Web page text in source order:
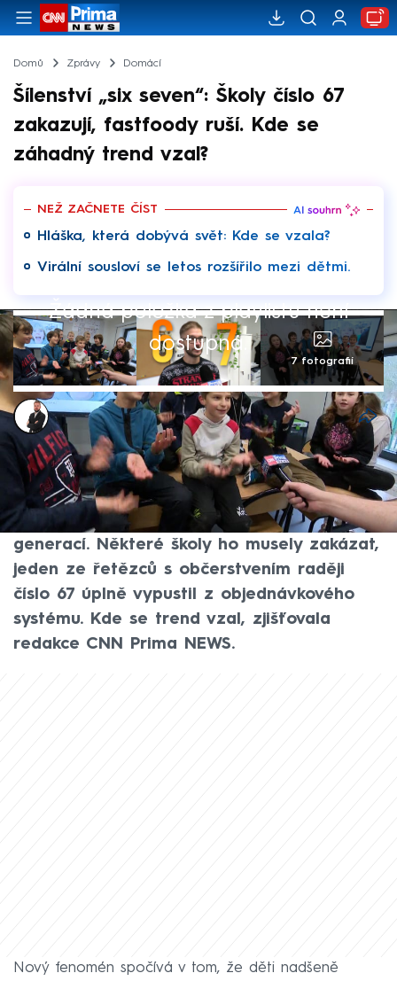
Domů Zprávy Domácí
Šílenství „six seven“: Školy číslo 67
zakazují, fastfoody ruší. Kde se
záhadný trend vzal?
NEŽ ZAČNETE ČÍST
Hláška, která dobývá svět: Kde se vzala?
Virální sousloví se letos rozšířilo mezi dětmi.
Žádná položka z playlistu není
dostupná.
7 fotografií
Jakub Říha
25. pro 2025, 07:37
Pokud máte doma teenagery, nejspíš
fenomén six seven už znáte. Virální
sousloví se letos rozšířilo mezi nejmladší
generací. Některé školy ho musely zakázat,
jeden ze řetězců s občerstvením raději
číslo 67 úplně vypustil z objednávkového
systému. Kde se trend vzal, zjišťovala
redakce CNN Prima NEWS.
Nový fenomén spočívá v tom, že děti nadšeně